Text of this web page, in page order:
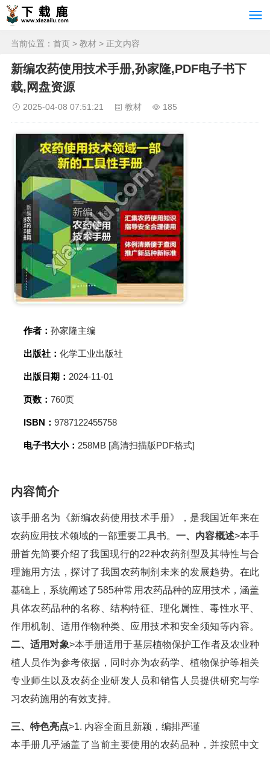
当前位置： 首页 > 教材 > 正文内容
新编农药使用技术手册,孙家隆,PDF电子书下
载,网盘资源
2025-04-08 07:51:21 教材 185
作者： 孙家隆主编
出版社： 化学工业出版社
出版日期： 2024-11-01
页数： 760页
ISBN： 9787122455758
电子书大小： 258MB [高清扫描版PDF格式]
内容简介
该手册名为《新编农药使用技术手册》，是我国近年来在
农药应用技术领域的一部重要工具书。一、内容概述>本手
册首先简要介绍了我国现行的22种农药剂型及其特性与合
理施用方法，探讨了我国农药制剂未来的发展趋势。在此
基础上，系统阐述了585种常用农药品种的应用技术，涵盖
具体农药品种的名称、结构特征、理化属性、毒性水平、
作用机制、适用作物种类、应用技术和安全须知等内容。
二、适用对象>本手册适用于基层植物保护工作者及农业种
植人员作为参考依据，同时亦为农药学、植物保护等相关
专业师生以及农药企业研发人员和销售人员提供研究与学
习农药施用的有效支持。
三、特色亮点>1. 内容全面且新颖，编排严谨
本手册几乎涵盖了当前主要使用的农药品种，并按照中文